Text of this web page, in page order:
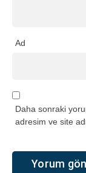
Ad
Daha sonraki
adresim ve site